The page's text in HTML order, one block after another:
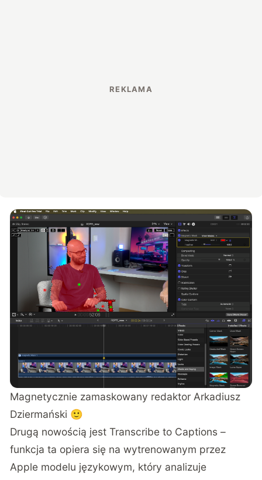
Magnetycznie zamaskowany redaktor Arkadiusz
Dziermański 🙂
Drugą nowością jest Transcribe to Captions –
funkcja ta opiera się na wytrenowanym przez
Apple modelu językowym, który analizuje